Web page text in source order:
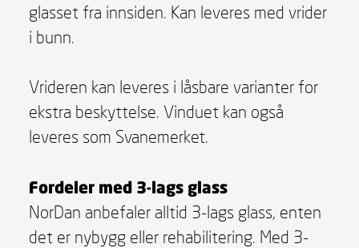
glasset fra innsiden. Kan leveres med vrider
i bunn.
Vrideren kan leveres i låsbare varianter for
ekstra beskyttelse. Vinduet kan også
leveres som Svanemerket.
Fordeler med 3-lags glass
NorDan anbefaler alltid 3-lags glass, enten
det er nybygg eller rehabilitering. Med 3-